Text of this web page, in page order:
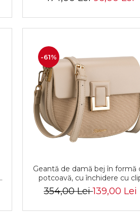
vegetal - Rovicky PTR-R-
-61%
Geantă de damă bej în formă
potcoavă, cu închidere cu
magnetic - Peterson PTR-PTN
PIWONIA BEIGE
354,00 Lei139,00 Lei